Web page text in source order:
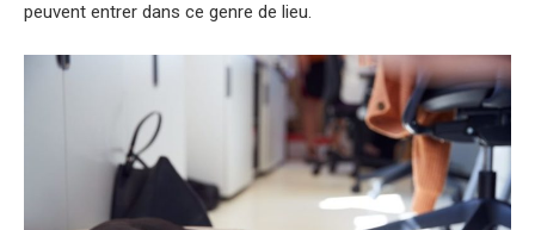
peuvent entrer dans ce genre de lieu.